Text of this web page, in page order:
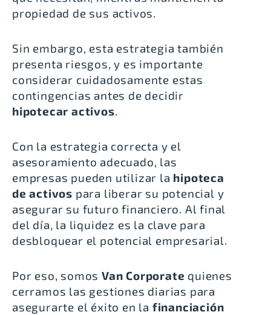
propiedad de sus activos.
Sin embargo, esta estrategia también
presenta riesgos, y es importante
considerar cuidadosamente estas
contingencias antes de decidir
hipotecar activos.
Con la estrategia correcta y el
asesoramiento adecuado, las
empresas pueden utilizar la hipoteca
de activos para liberar su potencial y
asegurar su futuro financiero. Al final
del día, la liquidez es la clave para
desbloquear el potencial empresarial.
Por eso, somos Van Corporate quienes
cerramos las gestiones diarias para
asegurarte el éxito en la financiación